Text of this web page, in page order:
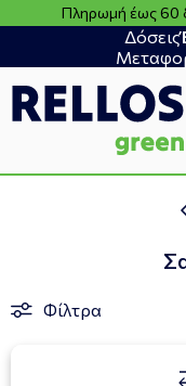
Πληρωμή έως 60
Δόσεις
Φίλτρα